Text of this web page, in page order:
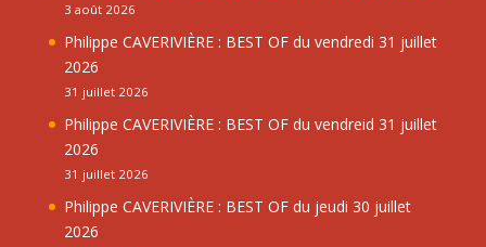
3 août 2026
Philippe CAVERIVIÈRE : BEST OF du vendredi 31 juillet
2026
31 juillet 2026
Philippe CAVERIVIÈRE : BEST OF du vendreid 31 juillet
2026
31 juillet 2026
Philippe CAVERIVIÈRE : BEST OF du jeudi 30 juillet
2026